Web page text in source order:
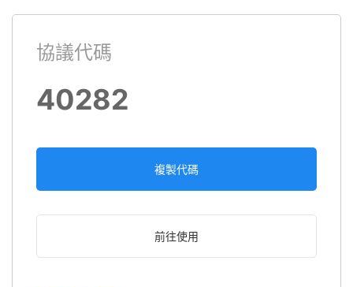
協議代碼
40282
複製代碼
前往使用